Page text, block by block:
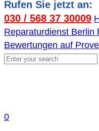
Rufen Sie jetzt an:
030 / 568 37 30009
Reparaturdienst Berlin
Bewertungen auf
0